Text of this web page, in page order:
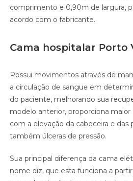
comprimento e 0,90m de largura,
acordo com o fabricante.
Cama hospitalar Porto
Possui movimentos através de
a circulação de sangue em
do paciente, melhorando sua
modelo anterior, proporciona
com a elevação da cabeceira e das
também úlceras de pressão.
Sua principal diferença da cama
nome diz, que esta funciona a